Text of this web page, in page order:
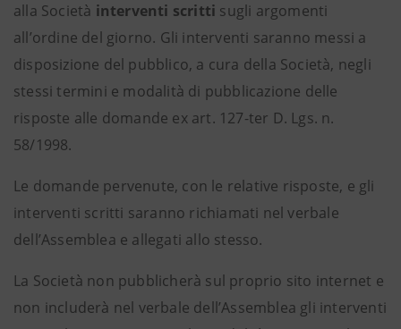
alla Società interventi scritti sugli argomenti
all’ordine del giorno. Gli interventi saranno messi a
disposizione del pubblico, a cura della Società, negli
stessi termini e modalità di pubblicazione delle
risposte alle domande ex art. 127-ter D. Lgs. n.
58/1998.
Le domande pervenute, con le relative risposte, e gli
interventi scritti saranno richiamati nel verbale
dell’Assemblea e allegati allo stesso.
La Società non pubblicherà sul proprio sito internet e
non includerà nel verbale dell’Assemblea gli interventi